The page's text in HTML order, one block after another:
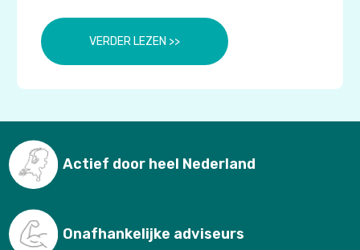
VERDER LEZEN >>
Actief door heel Nederland
Onafhankelijke adviseurs